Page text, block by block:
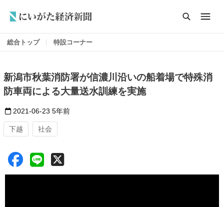
総合トップ 特設コーナー
新潟市秋葉消防署が信濃川沿いの船着場で特殊消
防車両による大量送水訓練を実施
2021-06-23 5年前
下越 社会